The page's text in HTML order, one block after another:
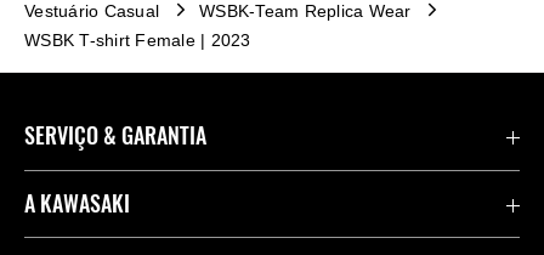
Vestuário Casual
WSBK-Team Replica Wear
WSBK T-shirt Female | 2023
SERVIÇO & GARANTIA
Importações de veículos
A KAWASAKI